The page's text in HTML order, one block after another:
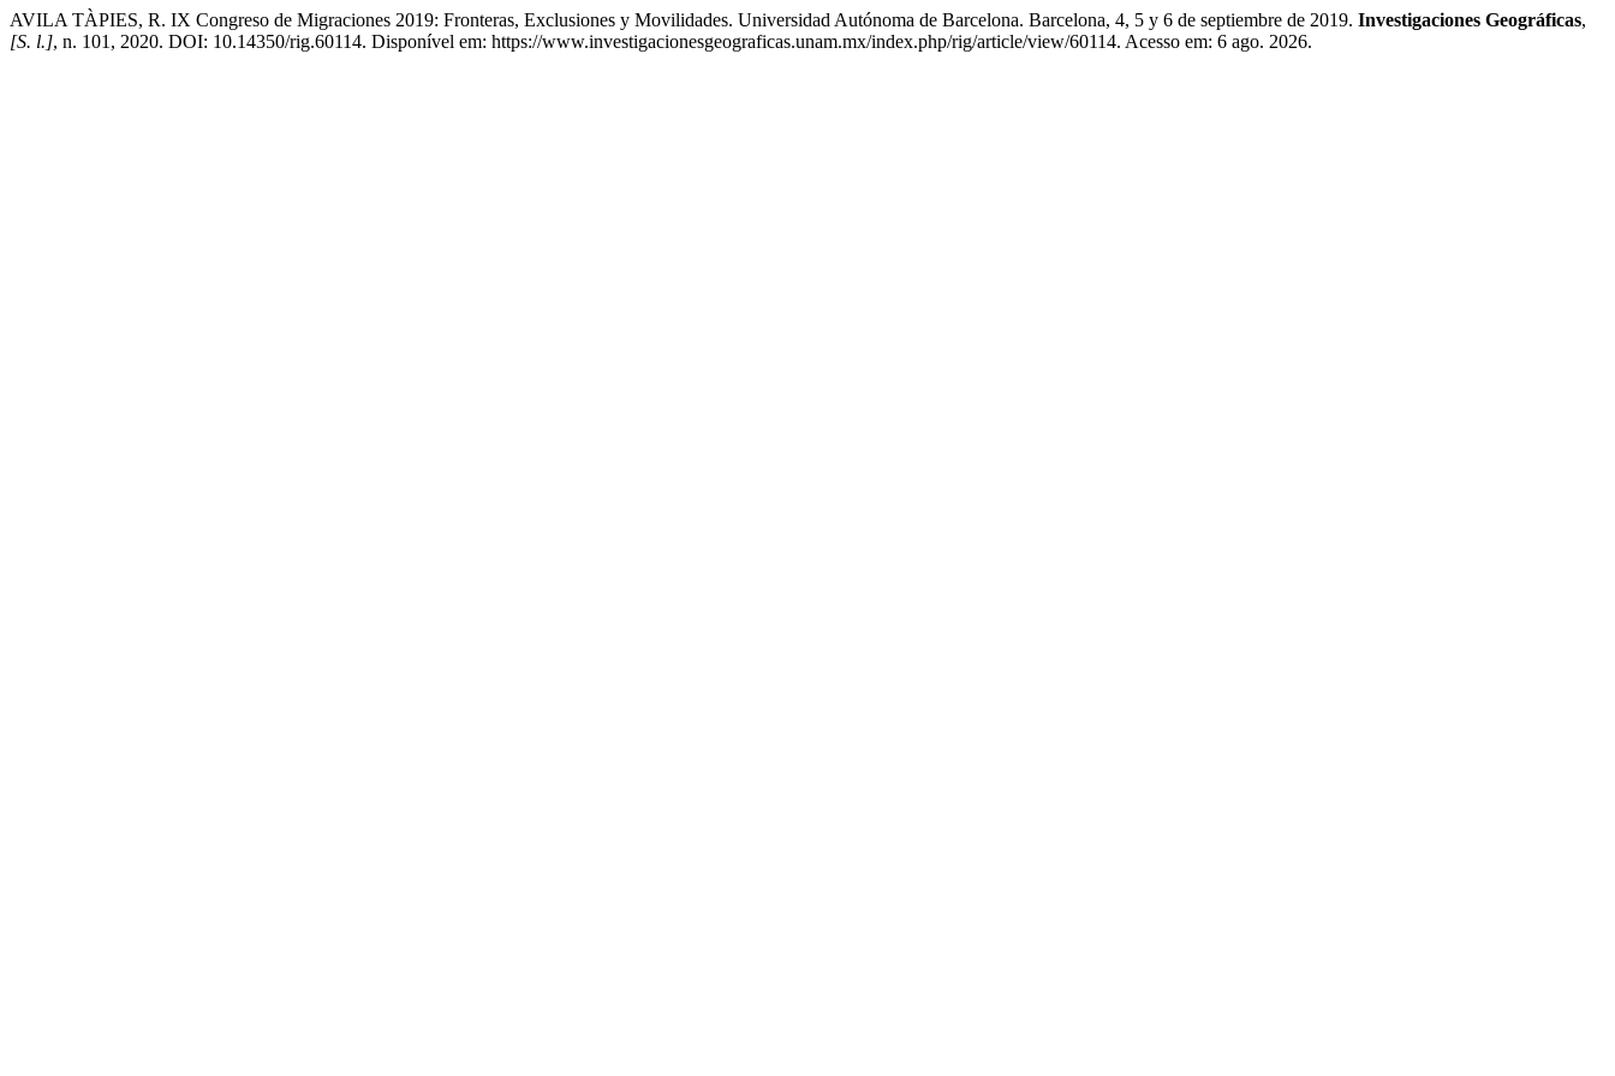
AVILA TÀPIES, R. IX Congreso de Migraciones 2019: Fronteras, Exclusiones y Movilidades. Universidad Autónoma de Barcelona. Barcelona, 4, 5 y 6 de septiembre de 2019. Investigaciones Geográficas,
[S. l.], n. 101, 2020. DOI: 10.14350/rig.60114. Disponível em: https://www.investigacionesgeograficas.unam.mx/index.php/rig/article/view/60114. Acesso em: 6 ago. 2026.